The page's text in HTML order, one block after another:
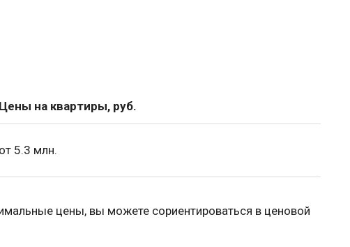
Цены на квартиры, руб.
от 5.3 млн.
цены, вы можете сориентироваться в ценовой